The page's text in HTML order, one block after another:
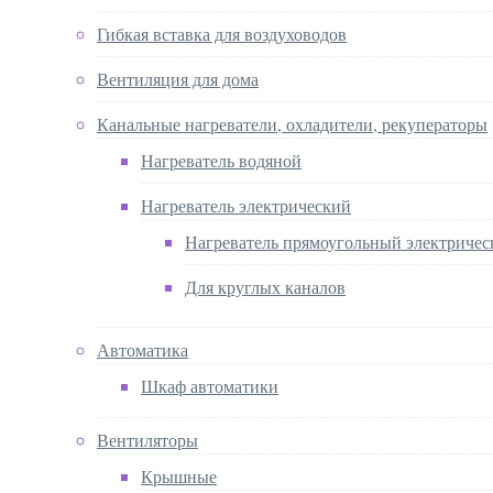
Гибкая вставка для воздуховодов
Вентиляция для дома
Канальные нагреватели, охладители, рекуператоры
Нагреватель водяной
Нагреватель электрический
Нагреватель прямоугольный
Для круглых каналов
Автоматика
Шкаф автоматики
Вентиляторы
Крышные